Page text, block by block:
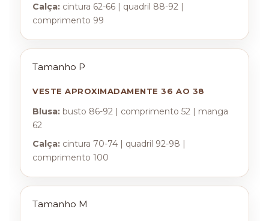
Calça: cintura 62-66 | quadril 88-92 |
comprimento 99
Tamanho P
VESTE APROXIMADAMENTE 36 AO 38
Blusa: busto 86-92 | comprimento 52 | manga
62
Calça: cintura 70-74 | quadril 92-98 |
comprimento 100
Tamanho M